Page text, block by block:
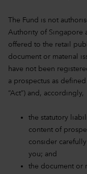
The Fund is not
Authority of Singapore
offered to the retail
document or material
have not been
a prospectus as
“Act”) and, accordingly,
the statutory
content of
consider
you; and
the document or